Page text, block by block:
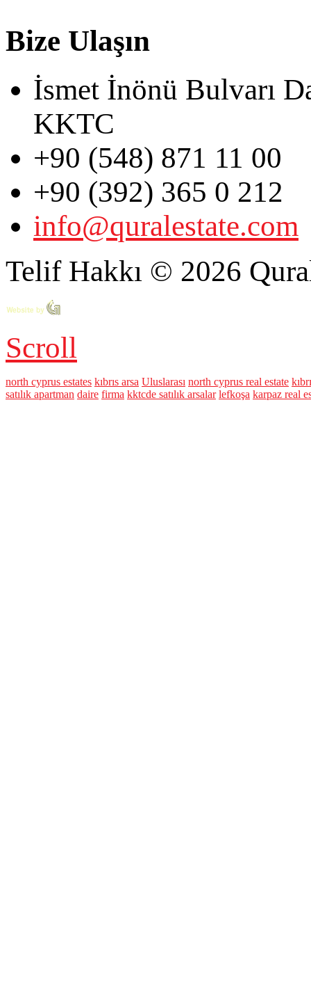
Bize Ulaşın
İsmet İnönü Bulvarı
KKTC
+90 (548) 871 11 00
+90 (392) 365 0 212
info@quralestate.com
Telif Hakkı © 2026
Scroll
north cyprus estates kıbrıs arsa Uluslarası north cyprus real estate
satılık apartman daire firma kktcde satılık arsalar lefkoşa karpaz real